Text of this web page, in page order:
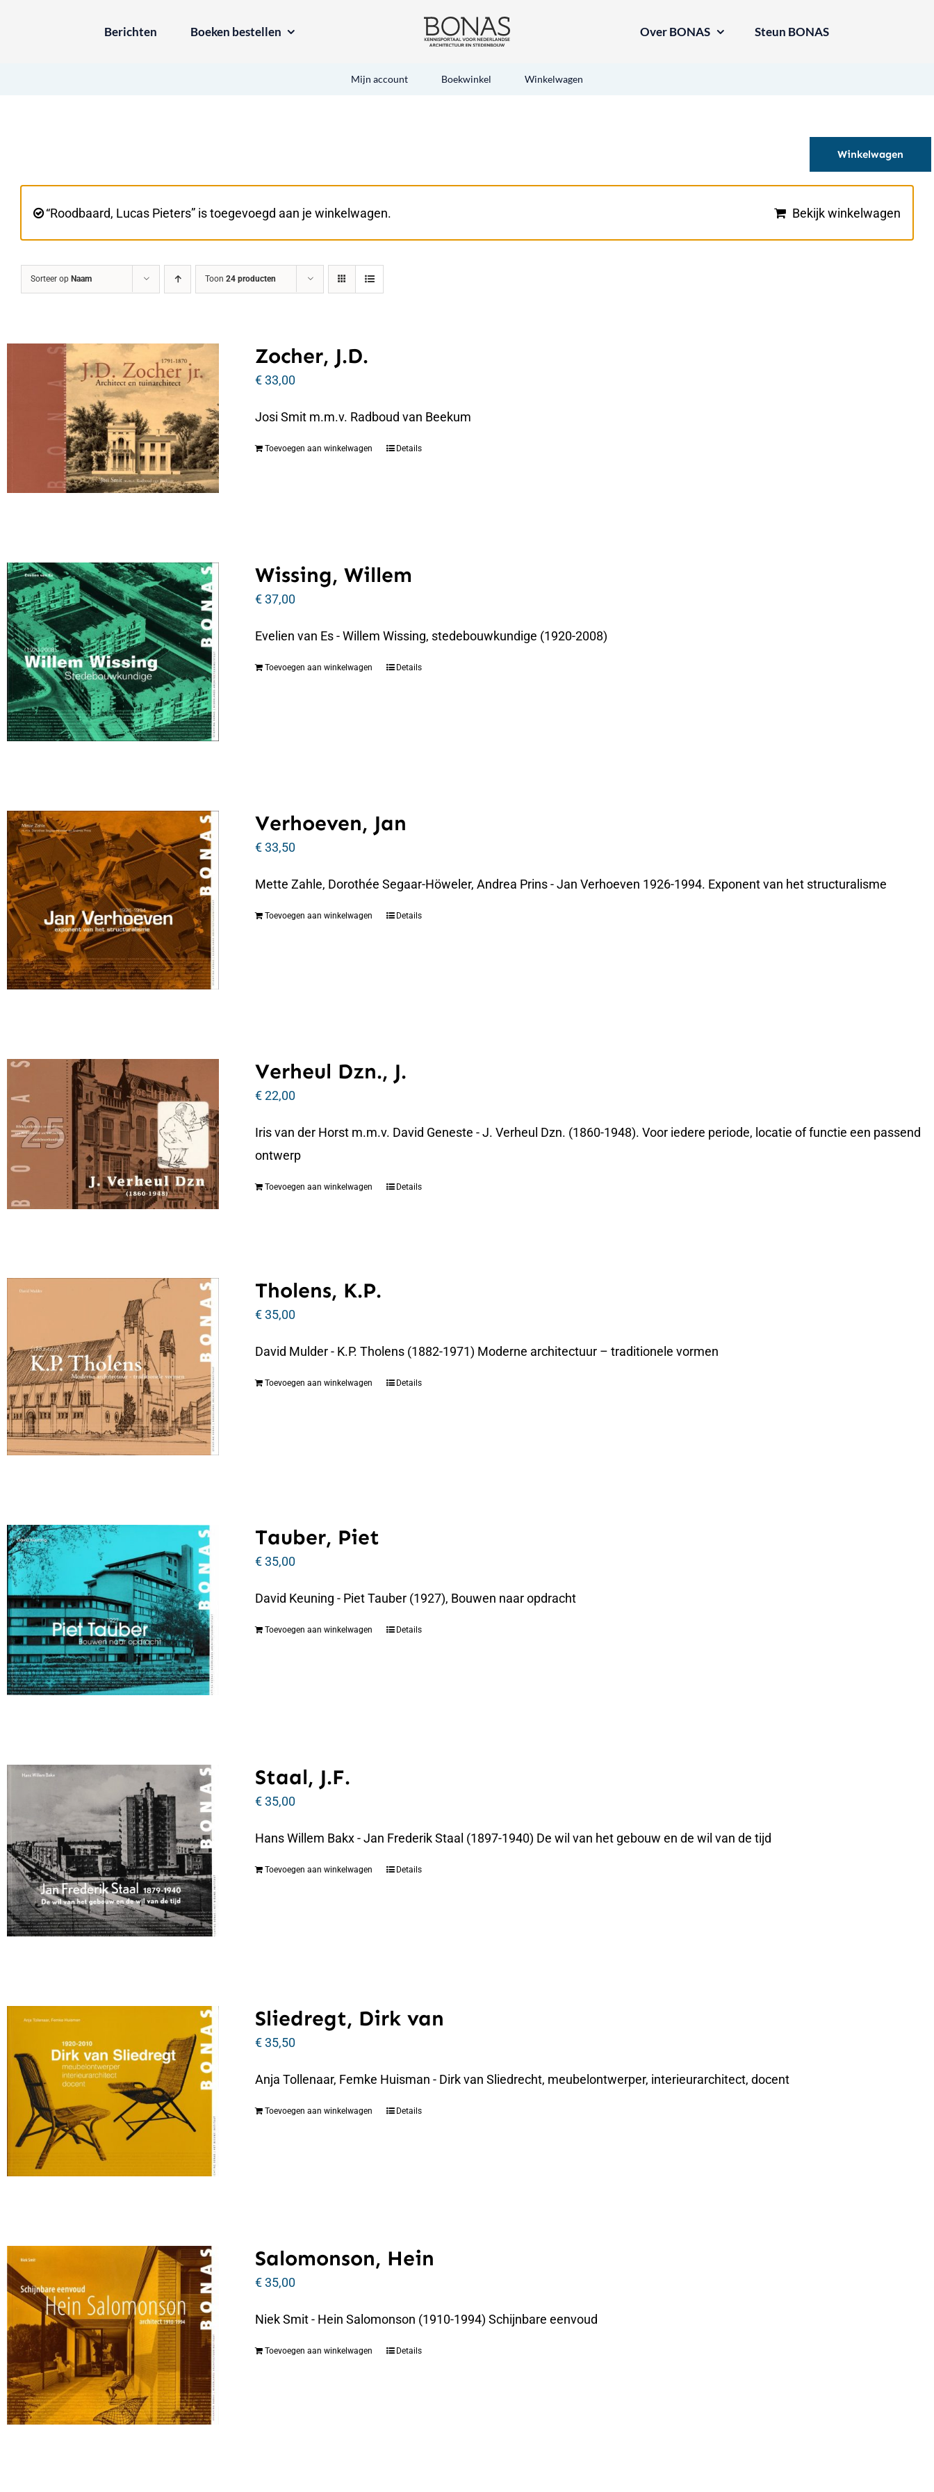
Berichten Boeken bestellen Over BONAS Steun BONAS
Mijn account Boekwinkel Winkelwagen
Winkelwagen
“Roodbaard, Lucas Pieters” is toegevoegd aan je winkelwagen. Bekijk winkelwagen
Sorteer op Naam Toon 24 producten
Zocher, J.D.
€33,00
Josi Smit m.m.v. Radboud van Beekum
Toevoegen aan winkelwagen Details
Wissing, Willem
€37,00
Evelien van Es - Willem Wissing, stedebouwkundige (1920-2008)
Toevoegen aan winkelwagen Details
Verhoeven, Jan
€33,50
Mette Zahle, Dorothée Segaar-Höweler, Andrea Prins - Jan Verhoeven 1926-1994. Exponent van het structuralisme
Toevoegen aan winkelwagen Details
Verheul Dzn., J.
€22,00
Iris van der Horst m.m.v. David Geneste - J. Verheul Dzn. (1860-1948). Voor iedere periode, locatie of functie een passend
ontwerp
Toevoegen aan winkelwagen Details
Tholens, K.P.
€35,00
David Mulder - K.P. Tholens (1882-1971) Moderne architectuur – traditionele vormen
Toevoegen aan winkelwagen Details
Tauber, Piet
€35,00
David Keuning - Piet Tauber (1927), Bouwen naar opdracht
Toevoegen aan winkelwagen Details
Staal, J.F.
€35,00
Hans Willem Bakx - Jan Frederik Staal (1897-1940) De wil van het gebouw en de wil van de tijd
Toevoegen aan winkelwagen Details
Sliedregt, Dirk van
€35,50
Anja Tollenaar, Femke Huisman - Dirk van Sliedrecht, meubelontwerper, interieurarchitect, docent
Toevoegen aan winkelwagen Details
Salomonson, Hein
€35,00
Niek Smit - Hein Salomonson (1910-1994) Schijnbare eenvoud
Toevoegen aan winkelwagen Details